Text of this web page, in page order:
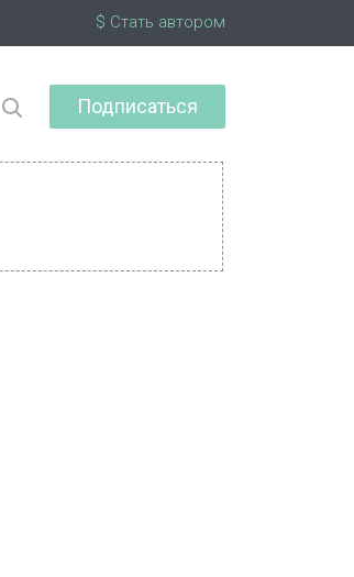
$ Стать автором
Подписаться